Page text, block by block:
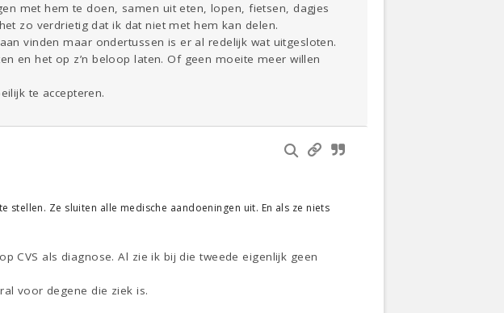
met hem te doen, samen uit eten, lopen, fietsen, dagjes
zo verdrietig dat ik dat niet met hem kan delen.
vinden maar ondertussen is er al redelijk wat uitgesloten.
en het op z’n beloop laten. Of geen moeite meer willen
te accepteren.
stellen. Ze sluiten alle medische aandoeningen uit. En als ze niets
CVS als diagnose. Al zie ik bij die tweede eigenlijk geen
voor degene die ziek is.